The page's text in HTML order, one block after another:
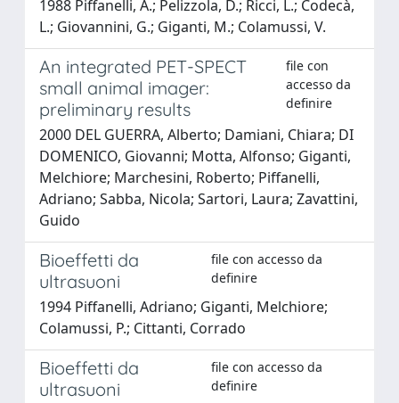
1988 Piffanelli, A.; Pelizzola, D.; Ricci, L.; Codecà,
L.; Giovannini, G.; Giganti, M.; Colamussi, V.
An integrated PET-SPECT
small animal imager:
preliminary results
file con
accesso da
definire
2000 DEL GUERRA, Alberto; Damiani, Chiara; DI
DOMENICO, Giovanni; Motta, Alfonso; Giganti,
Melchiore; Marchesini, Roberto; Piffanelli,
Adriano; Sabba, Nicola; Sartori, Laura; Zavattini,
Guido
Bioeffetti da
ultrasuoni
file con accesso da
definire
1994 Piffanelli, Adriano; Giganti, Melchiore;
Colamussi, P.; Cittanti, Corrado
Bioeffetti da
ultrasuoni
file con accesso da
definire